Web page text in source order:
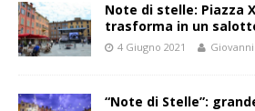
Note di stelle: Piazza
trasforma in un
4 Giugno 2021
“Note di Stelle”: